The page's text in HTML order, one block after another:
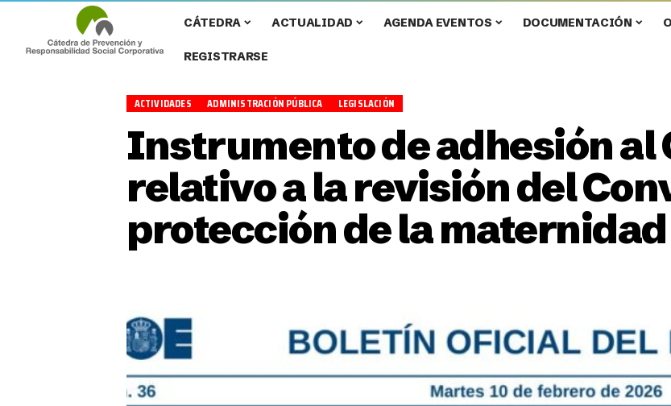
CÁTEDRA ACTUALIDAD AGENDA EVENTOS DOCUMENTACIÓN
REGISTRARSE
ACTIVIDADES ADMINISTRACIÓN PÚBLICA LEGISLACIÓN
Instrumento de adhesión al
relativo a la revisión del
protección de la maternidad